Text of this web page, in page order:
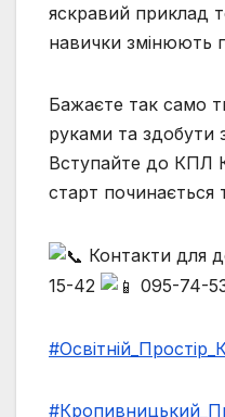
яскравий приклад
навички змінюють
Бажаєте так само
руками та здобути
Вступайте до КПЛ
старт починається
Контакти для
15-42
095-74-